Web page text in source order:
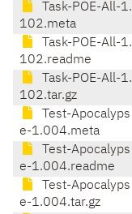
Task-POE-All-1.
102.meta
Task-POE-All-1.
102.readme
Task-POE-All-1.
102.tar.gz
Test-Apocalyps
e-1.004.meta
Test-Apocalyps
e-1.004.readme
Test-Apocalyps
e-1.004.tar.gz